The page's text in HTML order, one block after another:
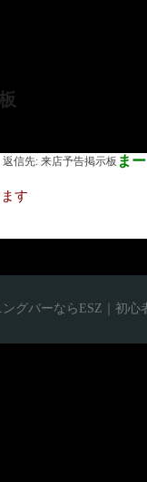
返信先: 来店予告掲示板 ま
す
グバーならESZ｜初心